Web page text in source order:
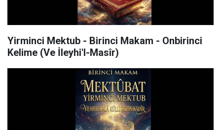
Yirminci Mektub - Birinci Makam - Onbirinci
Kelime (Ve İleyhi'l-Masîr)